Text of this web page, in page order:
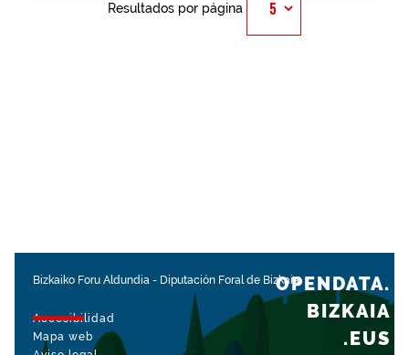
Resultados por página
Bizkaiko Foru Aldundia - Diputación Foral de Bizkaia
Accesibilidad
Mapa web
OPENDATA.
BIZKAIA
.EUS